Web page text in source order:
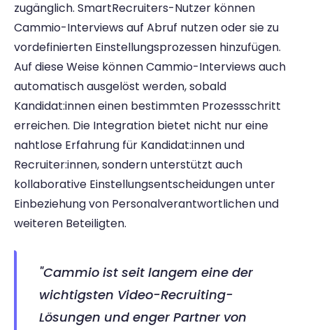
zugänglich. SmartRecruiters-Nutzer können
Cammio-Interviews auf Abruf nutzen oder sie zu
vordefinierten Einstellungsprozessen hinzufügen.
Auf diese Weise können Cammio-Interviews auch
automatisch ausgelöst werden, sobald
Kandidat:innen einen bestimmten Prozessschritt
erreichen. Die Integration bietet nicht nur eine
nahtlose Erfahrung für Kandidat:innen und
Recruiter:innen, sondern unterstützt auch
kollaborative Einstellungsentscheidungen unter
Einbeziehung von Personalverantwortlichen und
weiteren Beteiligten.
"Cammio ist seit langem eine der
wichtigsten Video-Recruiting-
Lösungen und enger Partner von